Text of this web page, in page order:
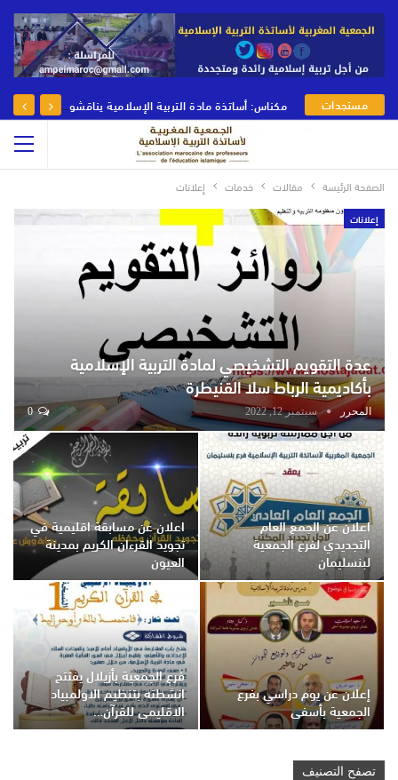
مستجدات
الجمعية
مكناس: أساتذة مادة التربية الإسلامية يناقشون رهانات وأدوار مادة التربية الإسلامية في يومها الوطني
الصفحة الرئيسة مقالات خدمات إعلانات
إعلانات
عدة التقويم التشخيصي لمادة التربية الإسلامية
بأكاديمية الرباط سلا القنيطرة
المحرر سبتمبر 12, 2022 0
اعلان عن الجمع العام
التجديدي لفرع الجمعية
لبنسليمان
اعلان عن مسابقة اقليمية في
تجويد القرءان الكريم بمدينة
العيون
إعلان عن يوم دراسي بفرع
الجمعية بأسفي
فرع الجمعية بأزيلال يفتتح
انشطته بتنظيم الاولمبياد
الاقليمي للقرآن…
تصفح التصنيف